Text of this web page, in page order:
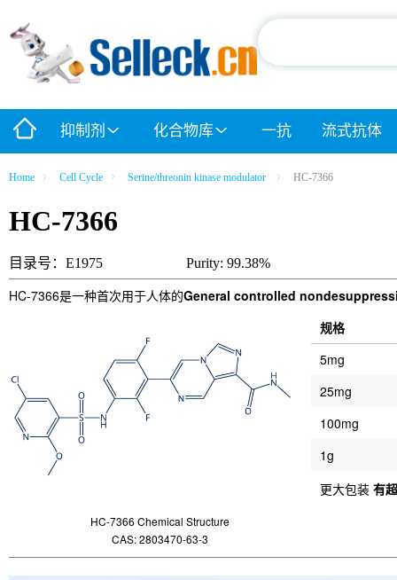
抑制剂 化合物库 一抗 流式抗体
Home Cell Cycle Serine/threonin kinase modulator HC-7366
HC-7366
目录号：E1975 Purity: 99.38%
HC-7366是一种首次用于人体的General controlled
HC-7366 Chemical Structure
CAS: 2803470-63-3
规格
5mg
25mg
100mg
1g
更大包装 有